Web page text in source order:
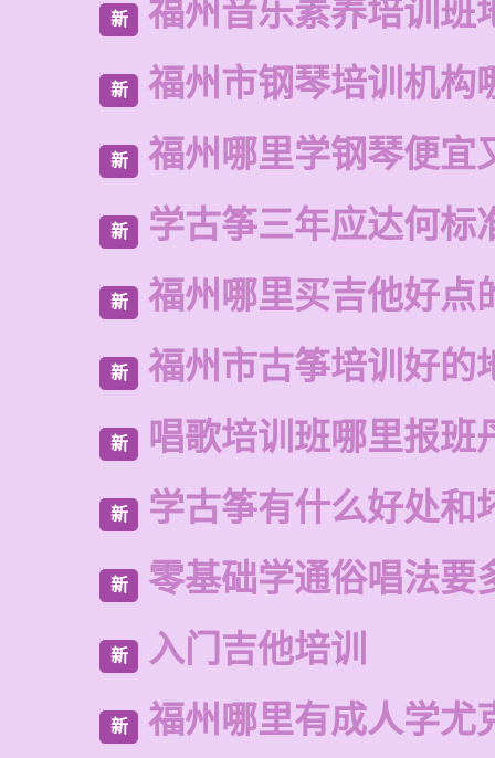
新 福州音乐素养培训班
新 福州市钢琴培训机构
新 福州哪里学钢琴便宜
新 学古筝三年应达何标
新 福州哪里买吉他好点
新 福州市古筝培训好的
新 唱歌培训班哪里报班
新 学古筝有什么好处和
新 零基础学通俗唱法要
新 入门吉他培训
新 福州哪里有成人学尤